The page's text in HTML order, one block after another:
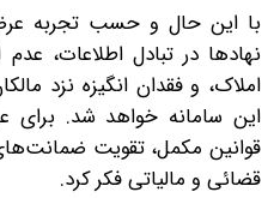
با این حال و حسب تجربه
نهادها در تبادل اطلاعات، عدم
املاک، و فقدان انگیزه نزد
این سامانه خواهد شد. برای
قوانین مکمل، تقویت
قضائی و مالیاتی فکر کرد.